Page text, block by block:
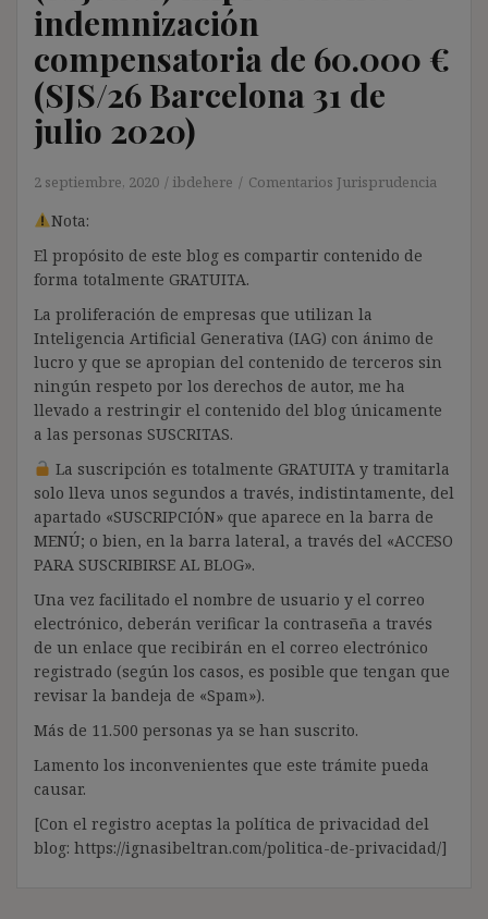
indemnización
compensatoria de 60.000 €
(SJS/26 Barcelona 31 de
julio 2020)
2 septiembre, 2020 ibdehere Comentarios Jurisprudencia
Nota:
El propósito de este blog es compartir contenido de
forma totalmente GRATUITA.
La proliferación de empresas que utilizan la
Inteligencia Artificial Generativa (IAG) con ánimo de
lucro y que se apropian del contenido de terceros sin
ningún respeto por los derechos de autor, me ha
llevado a restringir el contenido del blog únicamente
a las personas SUSCRITAS.
La suscripción es totalmente GRATUITA y tramitarla
solo lleva unos segundos a través, indistintamente, del
apartado «SUSCRIPCIÓN» que aparece en la barra de
MENÚ; o bien, en la barra lateral, a través del «ACCESO
PARA SUSCRIBIRSE AL BLOG».
Una vez facilitado el nombre de usuario y el correo
electrónico, deberán verificar la contraseña a través
de un enlace que recibirán en el correo electrónico
registrado (según los casos, es posible que tengan que
revisar la bandeja de «Spam»).
Más de 11.500 personas ya se han suscrito.
Lamento los inconvenientes que este trámite pueda
causar.
[Con el registro aceptas la política de privacidad del
blog: https://ignasibeltran.com/politica-de-privacidad/]